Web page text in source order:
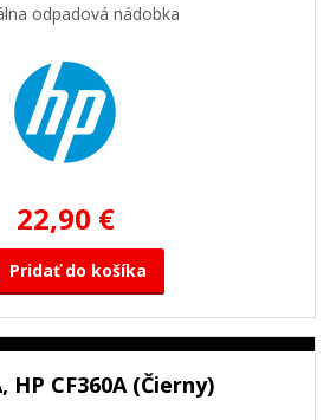
odpadová nádobka
22,90 €
Pridať do košíka
HP CF360A (Čierny)